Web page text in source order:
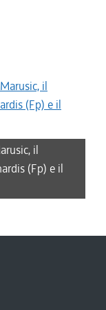
il
(Fp) e il